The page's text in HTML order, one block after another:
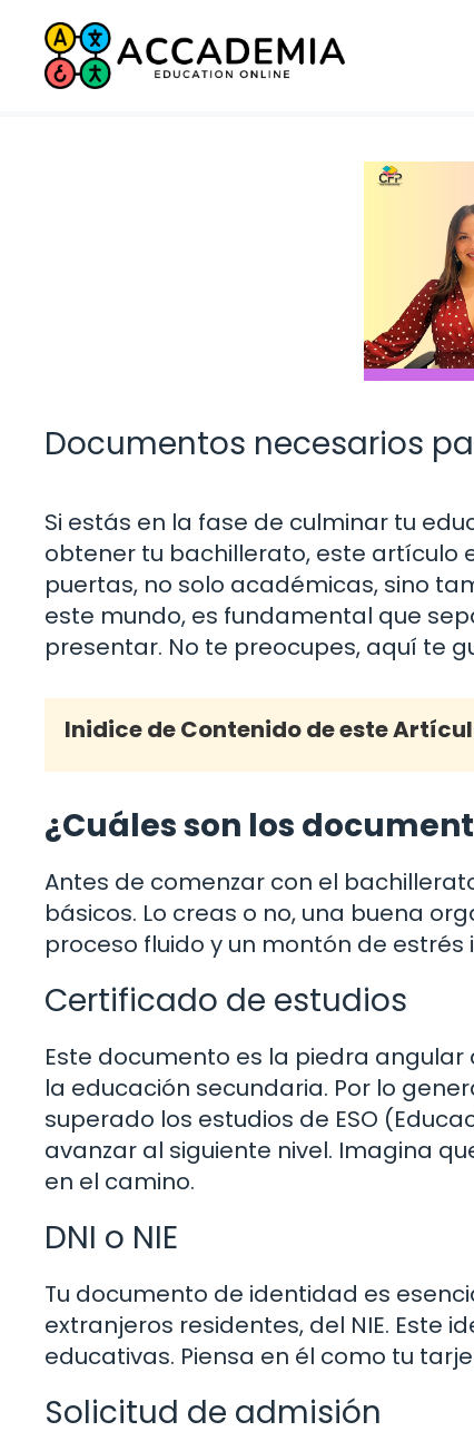
Saltar
contenido
Documentos necesarios
Si estás en la fase de culminar tu
obtener tu bachillerato, este artículo
puertas, no solo académicas, sino
este mundo, es fundamental que
presentar. No te preocupes, aquí te
Inidice de Contenido de este
¿Cuáles son los
Antes de comenzar con el
básicos. Lo creas o no, una buena
proceso fluido y un montón de estrés
Certificado de estudios
Este documento es la piedra
la educación secundaria. Por lo
superado los estudios de ESO
avanzar al siguiente nivel. Imagina
en el camino.
DNI o NIE
Tu documento de identidad es
extranjeros residentes, del NIE. Este
educativas. Piensa en él como tu
Solicitud de admisión